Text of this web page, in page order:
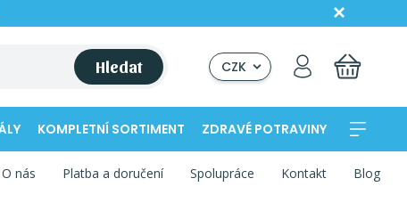
Hledat CZK
KOMPLETNÍ SORTIMENT ZDRAVÉ POTRAVINY
O nás Platba a doručení Spolupráce Kontakt Blog